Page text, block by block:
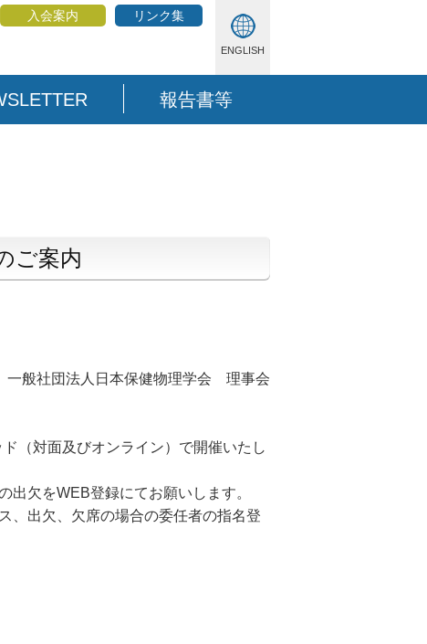
ENGLISH
入会案内 リンク集
報告書等
ご案内
一般社団法人日本保健物理学会 理事会
（対面及びオンライン）で開催いたし
出欠をWEB登録にてお願いします。
、出欠、欠席の場合の委任者の指名登